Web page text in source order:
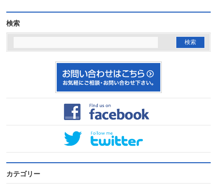
検索
カテゴリー